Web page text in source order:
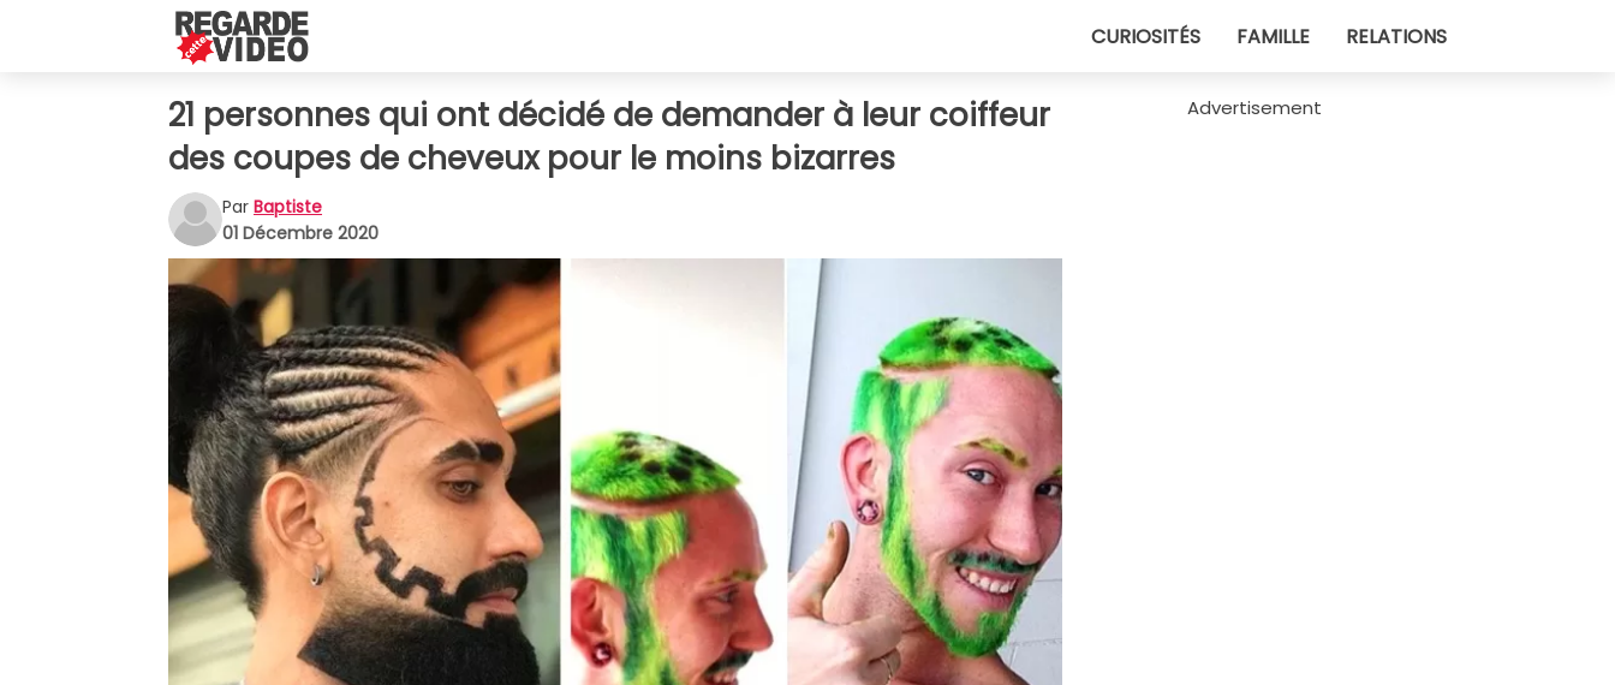
CURIOSITÉS FAMILLE RELATIONS
21 personnes qui ont décidé de demander à leur coiffeur
des coupes de cheveux pour le moins bizarres
Par Baptiste
01 Décembre 2020
Advertisement